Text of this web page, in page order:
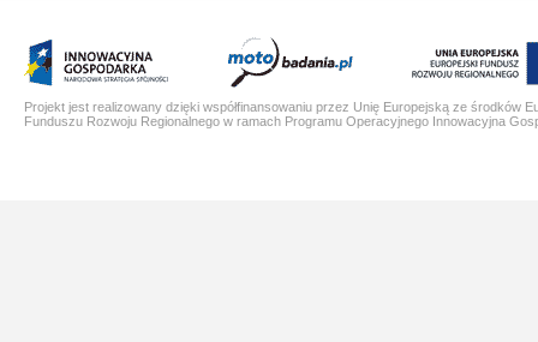
Projekt jest realizowany dzięki współfinansowaniu przez Unię Europejską ze środków
Funduszu Rozwoju Regionalnego w ramach Programu Operacyjnego Innowacyjna